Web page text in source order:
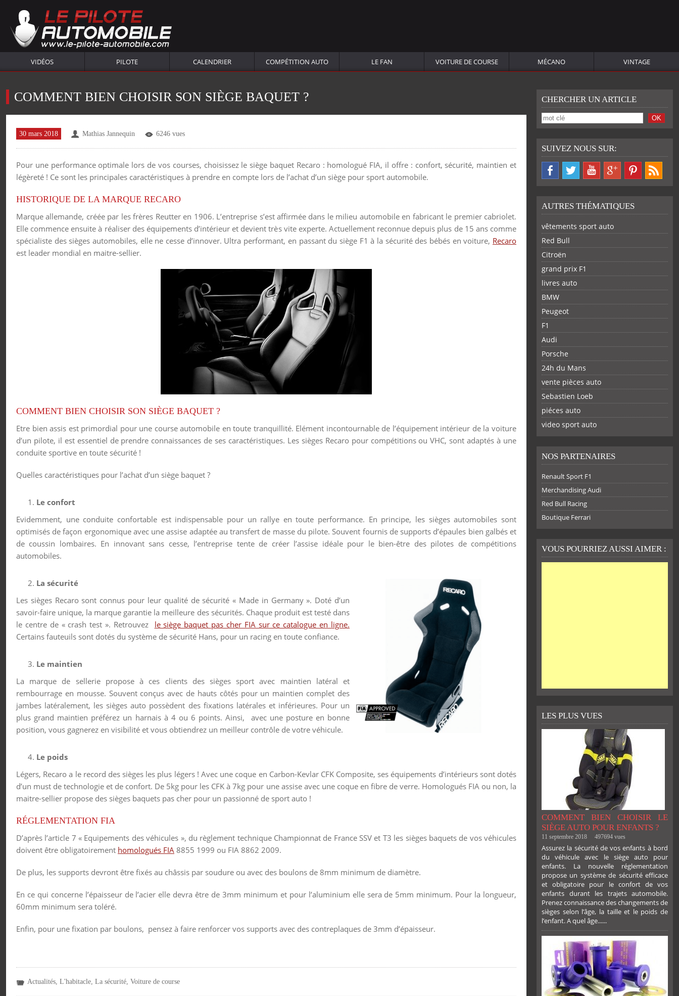
VIDÉOS PILOTE CALENDRIER COMPÉTITION AUTO LE FAN VOITURE DE COURSE MÉCANO VINTAGE
COMMENT BIEN CHOISIR SON SIÈGE BAQUET ?
30 mars 2018 Mathias Jannequin 6246 vues
Pour une performance optimale lors de vos courses, choisissez le siège baquet Recaro : homologué FIA, il offre : confort, sécurité, maintien et
légèreté ! Ce sont les principales caractéristiques à prendre en compte lors de l’achat d’un siège pour sport automobile.
HISTORIQUE DE LA MARQUE RECARO
Marque allemande, créée par les frères Reutter en 1906. L’entreprise s’est affirmée dans le milieu automobile en fabricant le premier cabriolet.
Elle commence ensuite à réaliser des équipements d’intérieur et devient très vite experte. Actuellement reconnue depuis plus de 15 ans comme
spécialiste des sièges automobiles, elle ne cesse d’innover. Ultra performant, en passant du siège F1 à la sécurité des bébés en voiture, Recaro
est leader mondial en maitre-sellier.
COMMENT BIEN CHOISIR SON SIÈGE BAQUET ?
Etre bien assis est primordial pour une course automobile en toute tranquillité. Elément incontournable de l’équipement intérieur de la voiture
d’un pilote, il est essentiel de prendre connaissances de ses caractéristiques. Les sièges Recaro pour compétitions ou VHC, sont adaptés à une
conduite sportive en toute sécurité !
Quelles caractéristiques pour l’achat d’un siège baquet ?
Le confort
Evidemment, une conduite confortable est indispensable pour un rallye en toute performance. En principe, les sièges automobiles sont
optimisés de façon ergonomique avec une assise adaptée au transfert de masse du pilote. Souvent fournis de supports d’épaules bien galbés et
de coussin lombaires. En innovant sans cesse, l’entreprise tente de créer l’assise idéale pour le bien-être des pilotes de compétitions
automobiles.
La sécurité
Les sièges Recaro sont connus pour leur qualité de sécurité « Made in Germany ». Doté d’un
savoir-faire unique, la marque garantie la meilleure des sécurités. Chaque produit est testé dans
le centre de « crash test ». Retrouvez le siège baquet pas cher FIA sur ce catalogue en ligne.
Certains fauteuils sont dotés du système de sécurité Hans, pour un racing en toute confiance.
Le maintien
La marque de sellerie propose à ces clients des sièges sport avec maintien latéral et
rembourrage en mousse. Souvent conçus avec de hauts côtés pour un maintien complet des
jambes latéralement, les sièges auto possèdent des fixations latérales et inférieures. Pour un
plus grand maintien préférez un harnais à 4 ou 6 points. Ainsi, avec une posture en bonne
position, vous gagnerez en visibilité et vous obtiendrez un meilleur contrôle de votre véhicule.
Le poids
Légers, Recaro a le record des sièges les plus légers ! Avec une coque en Carbon-Kevlar CFK Composite, ses équipements d’intérieurs sont dotés
d’un must de technologie et de confort. De 5kg pour les CFK à 7kg pour une assise avec une coque en fibre de verre. Homologués FIA ou non, la
maitre-sellier propose des sièges baquets pas cher pour un passionné de sport auto !
RÉGLEMENTATION FIA
D’après l’article 7 « Equipements des véhicules », du règlement technique Championnat de France SSV et T3 les sièges baquets de vos véhicules
doivent être obligatoirement homologués FIA 8855 1999 ou FIA 8862 2009.
De plus, les supports devront être fixés au châssis par soudure ou avec des boulons de 8mm minimum de diamètre.
En ce qui concerne l’épaisseur de l’acier elle devra être de 3mm minimum et pour l’aluminium elle sera de 5mm minimum. Pour la longueur,
60mm minimum sera toléré.
Enfin, pour une fixation par boulons, pensez à faire renforcer vos supports avec des contreplaques de 3mm d’épaisseur.
Actualités, L'habitacle, La sécurité, Voiture de course
CHERCHER UN ARTICLE
SUIVEZ NOUS SUR:
FACEBOOKTWITTER
AUTRES THÉMATIQUES
vêtements sport auto
Red Bull
Citroën
grand prix F1
livres auto
BMW
Peugeot
F1
Audi
Porsche
24h du Mans
vente pièces auto
Sebastien Loeb
piéces auto
video sport auto
NOS PARTENAIRES
Renault Sport F1
Merchandising Audi
Red Bull Racing
Boutique Ferrari
VOUS POURRIEZ AUSSI AIMER :
LES PLUS VUES
COMMENT BIEN CHOISIR LE
SIÈGE AUTO POUR ENFANTS ?
11 septembre 2018 497694 vues
Assurez la sécurité de vos enfants à bord
du véhicule avec le siège auto pour
enfants. La nouvelle réglementation
propose un système de sécurité efficace
et obligatoire pour le confort de vos
enfants durant les trajets automobile.
Prenez connaissance des changements de
sièges selon l’âge, la taille et le poids de
l’enfant. A quel âge......